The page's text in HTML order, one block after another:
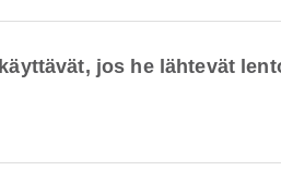
jos he lähtevät